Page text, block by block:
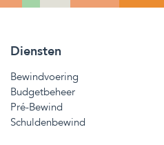
Diensten
Bewindvoering
Budgetbeheer
Pré-Bewind
Schuldenbewind